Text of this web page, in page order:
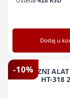
Dodaj u
-10%
MREZNI ALAT
HT-318